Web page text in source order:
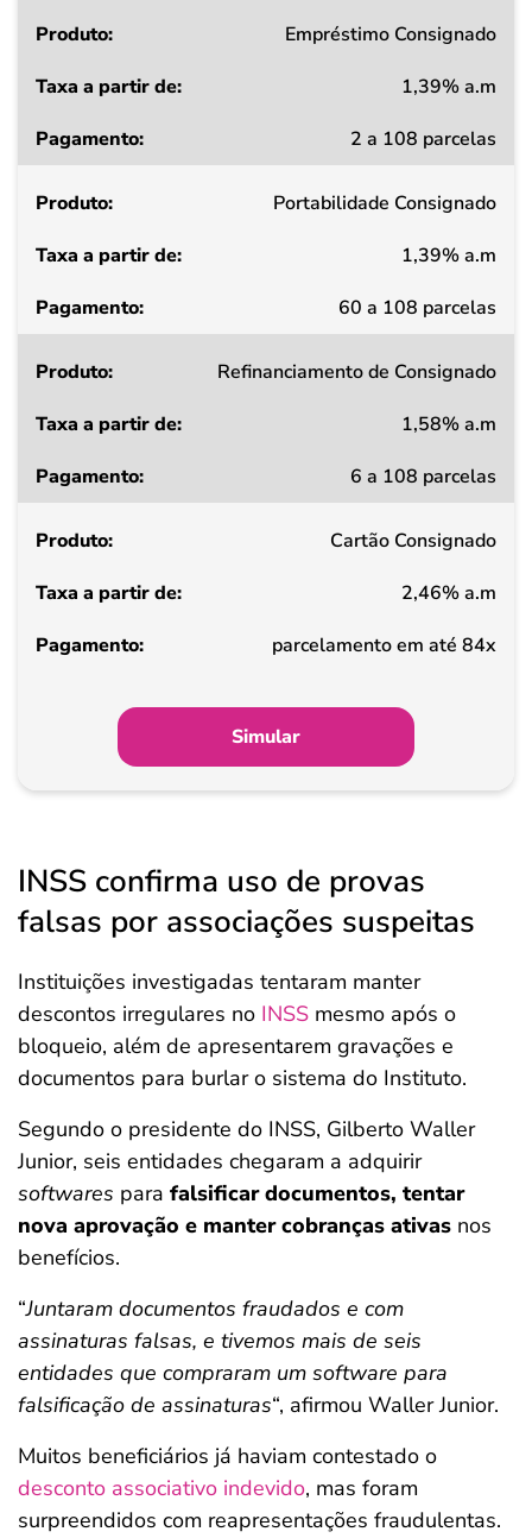
Produto
a
de
Pagamento
Empréstimo Consignado
1,39% a.m
2 a 108 parcelas
Portabilidade Consignado
1,39% a.m
60 a 108 parcelas
Refinanciamento de Consignado
1,58% a.m
6 a 108 parcelas
Cartão Consignado
2,46% a.m
parcelamento em até 84x
Simular
INSS confirma uso de provas
falsas por associações suspeitas
Instituições investigadas tentaram manter
descontos irregulares no INSS mesmo após o
bloqueio, além de apresentarem gravações e
documentos para burlar o sistema do Instituto.
Segundo o presidente do INSS, Gilberto Waller
Junior, seis entidades chegaram a adquirir
softwares para falsificar documentos, tentar
nova aprovação e manter cobranças ativas nos
benefícios.
“Juntaram documentos fraudados e com
assinaturas falsas, e tivemos mais de seis
entidades que compraram um software para
falsificação de assinaturas“, afirmou Waller Junior.
Muitos beneficiários já haviam contestado o
desconto associativo indevido, mas foram
surpreendidos com reapresentações fraudulentas.